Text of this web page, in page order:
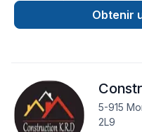
Obtenir
5-915
2L9